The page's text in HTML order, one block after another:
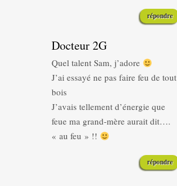
répondre
Docteur 2G
Quel talent Sam, j’adore
J’ai essayé ne pas faire feu de tout
bois
J’avais tellement d’énergie que
feue ma grand-mère aurait dit….
« au feu » !!
répondre